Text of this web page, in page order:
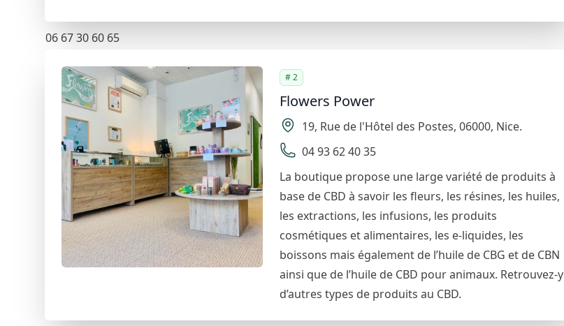
06 67 30 60 65
Voir la fiche détaillée
CBD STARDAWG
42 Avenue de la République, 06300 Nice, France
06 61 30 64 73
Voir la fiche détaillée
Street shop
121 Boulevard Gambetta, 06000 Nice, France
09 83 41 68 70
Voir la fiche détaillée
POWER CBD
# 2
Flowers Power
19, Rue de l'Hôtel des Postes, 06000, Nice.
04 93 62 40 35
La boutique propose une large variété de produits à
base de CBD à savoir les fleurs, les résines, les huiles,
les extractions, les infusions, les produits
cosmétiques et alimentaires, les e-liquides, les
boissons mais également de l’huile de CBG et de CBN
ainsi que de l’huile de CBD pour animaux. Retrouvez-y
d’autres types de produits au CBD.